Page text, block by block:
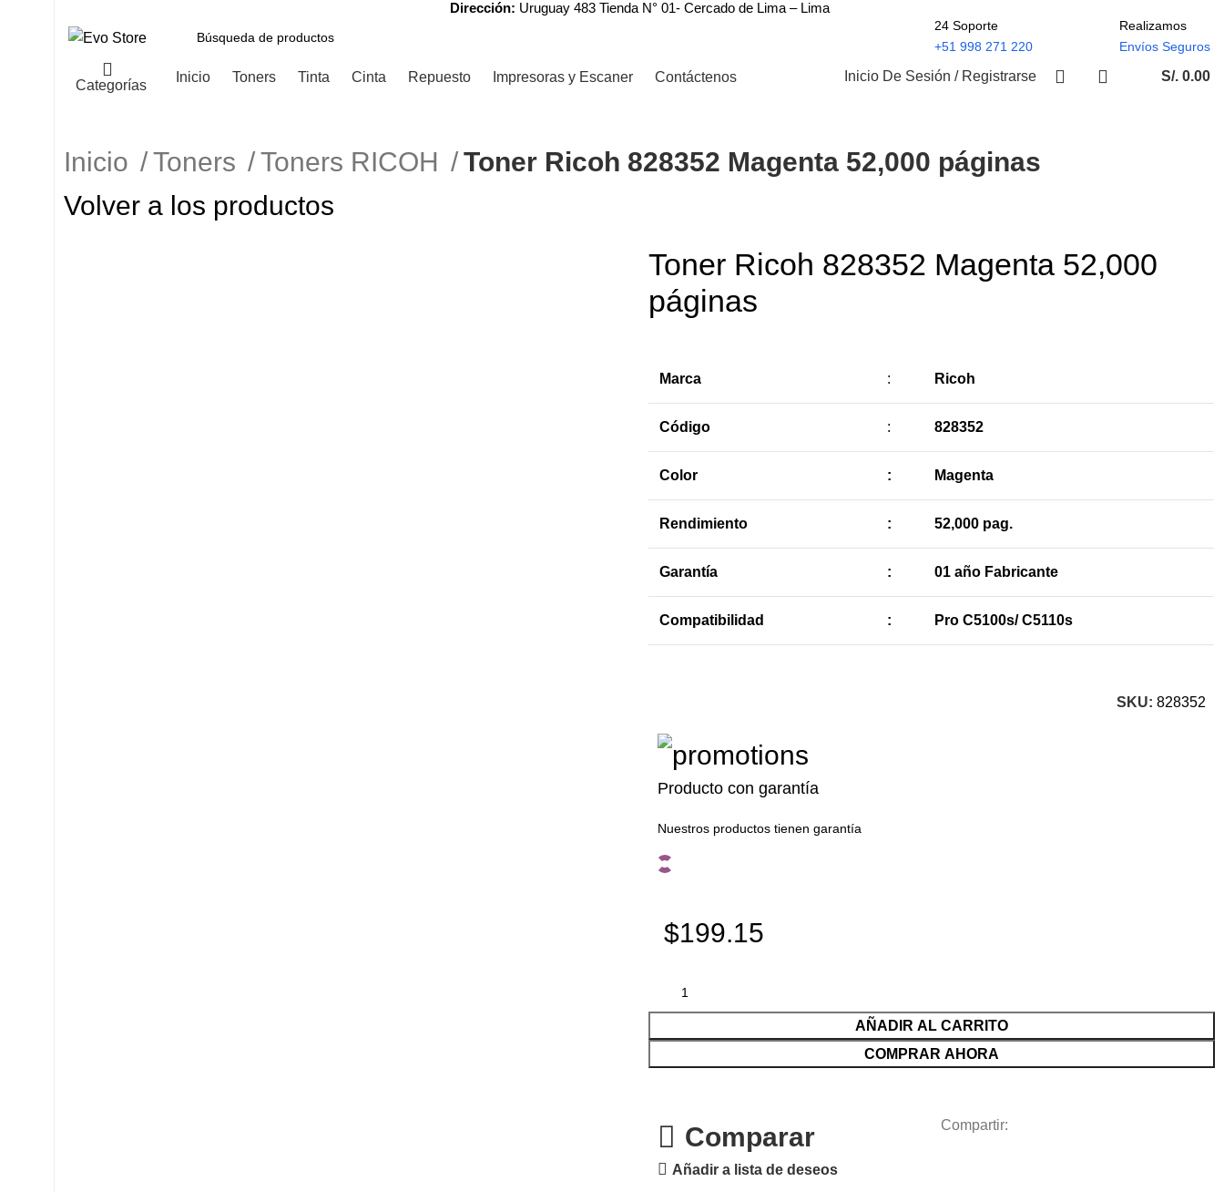
Dirección: Uruguay 483 Tienda N° 01- Cercado de Lima – Lima
24 Soporte
+51 998 271 220
Realizamos
Envíos Seguros
Categorías
Inicio Toners Tinta Cinta Repuesto Impresoras y Escaner Contáctenos Inicio De Sesión / Registrarse S/. 0.00
Inicio Toners Toners RICOH
Toner Ricoh 828352 Magenta 52,000 páginas
Volver a los productos
Toner Ricoh 828352 Magenta 52,000
páginas
Marca : Ricoh
Código : 828352
Color : Magenta
Rendimiento : 52,000 pag.
Garantía : 01 año Fabricante
Compatibilidad : Pro C5100s/ C5110s
SKU: 828352
Producto con garantía
Nuestros productos tienen garantía
$199.15
AÑADIR AL CARRITO
COMPRAR AHORA
Comparar
Añadir a lista de deseos
Compartir: